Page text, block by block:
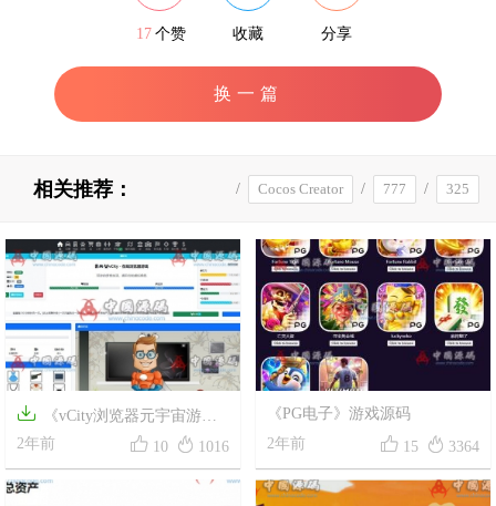
17 个赞 收藏 分享
换一篇
相关推荐： 325
/
777
/
Cocos Creator
/
JuwaSlots
/
LuckyDragon
/
NodeJS
/
PHP
/
捕鱼

《vCity浏览器元宇宙游戏
平台》源码
2年前  10  1016
《PG电子》游戏源码
2年前
 15  3364